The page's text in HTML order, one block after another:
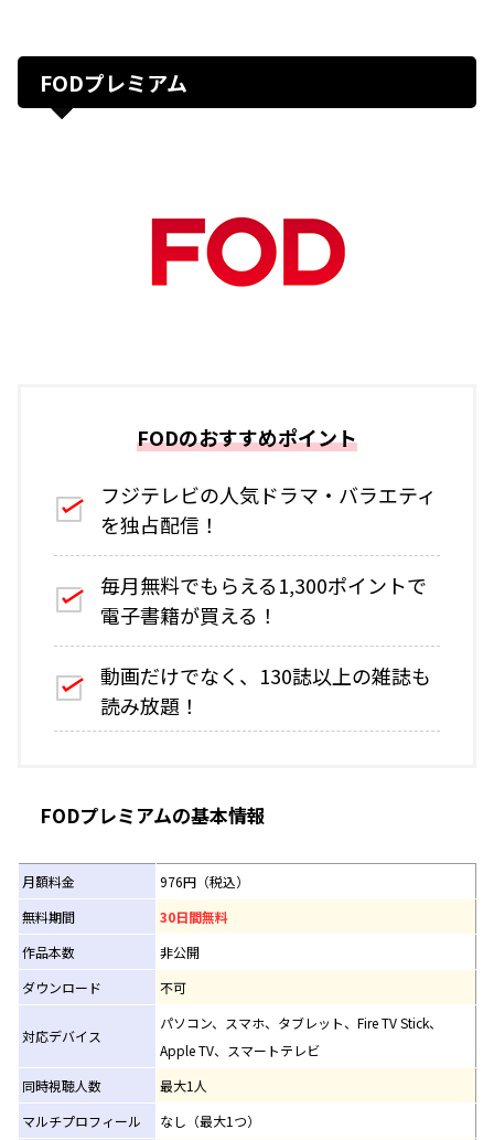
FODプレミアム
FODのおすすめポイント
フジテレビの人気ドラマ・バラエティ
を独占配信！
毎月無料でもらえる1,300ポイントで
電子書籍が買える！
動画だけでなく、130誌以上の雑誌も
読み放題！
FODプレミアムの基本情報
月額料金
976円（税込）
無料期間
30日間無料
作品本数
非公開
ダウンロード
不可
対応デバイス
パソコン、スマホ、タブレット、Fire TV Stick、
Apple TV、スマートテレビ
同時視聴人数
最大1人
マルチプロフィール
なし（最大1つ）